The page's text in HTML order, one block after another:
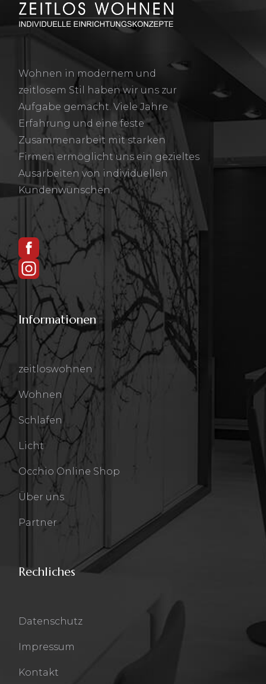
Wohnen in modernem und
zeitlosem Stil haben wir uns zur
Aufgabe gemacht. Viele Jahre
Erfahrung und eine feste
Zusammenarbeit mit starken
Firmen ermöglicht uns ein gezieltes
Ausarbeiten von individuellen
Kundenwünschen.
Informationen
zeitloswohnen
Wohnen
Schlafen
Licht
Occhio Online Shop
Über uns
Partner
Rechliches
Datenschutz
Impressum
Kontakt